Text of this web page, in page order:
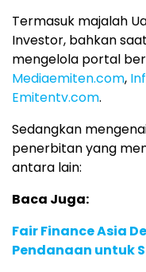
Termasuk majalah
Investor, bahkan
mengelola portal
Mediaemiten.com,
Emitentv.com.
Sedangkan
penerbitan yang
antara lain:
Baca Juga:
Fair Finance Asia
Pendanaan untuk